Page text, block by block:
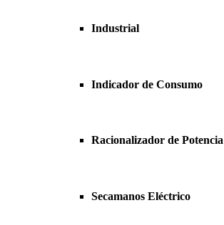
Industrial
Indicador de Consumo
Racionalizador de Potencia
Secamanos Eléctrico